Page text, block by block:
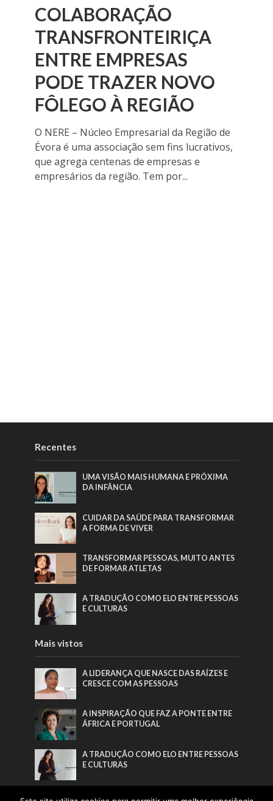
COLABORAÇÃO
TRANSFRONTEIRIÇA
ENTRE EMPRESAS
PODE TRAZER NOVO
FÔLEGO À REGIÃO
O NERE – Núcleo Empresarial da Região de
Évora é uma associação sem fins lucrativos,
que agrega centenas de empresas e
empresários da região. Tem por...
Recentes
UMA VISÃO MAIS HUMANA E PRÓXIMA
DA INFÂNCIA
CUIDAR DA SAÚDE PARA TRANSFORMAR
A FORMA DE VIVER
TRANSFORMAR PESSOAS, MUITO ANTES
DE FORMAR ATLETAS
A TRADUÇÃO COMO ELO ENTRE PESSOAS
E CULTURAS
Mais vistos
A LIDERANÇA QUE NASCE DAS RAÍZES E
CRESCE COM AS PESSOAS
A INSPIRAÇÃO QUE FAZ A PONTE ENTRE
ÁFRICA E PORTUGAL
A TRADUÇÃO COMO ELO ENTRE PESSOAS
E CULTURAS